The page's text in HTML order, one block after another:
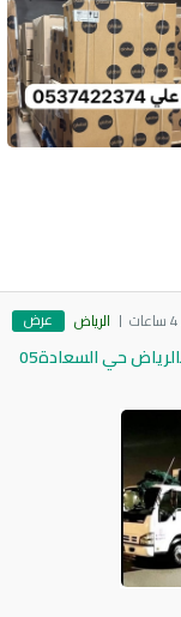
الرياض عرض
دينا توصيل تخاذ اثاث الى جمعية خيرية بالرياض حي السعادة05